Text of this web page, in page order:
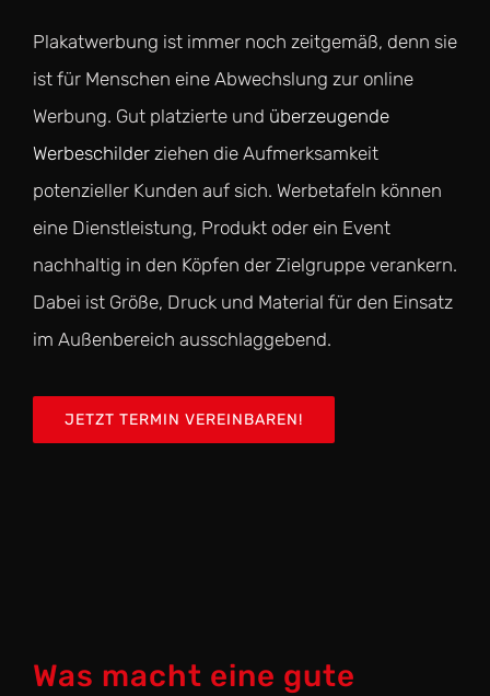
Plakatwerbung ist immer noch zeitgemäß, denn sie
ist für Menschen eine Abwechslung zur online
Werbung. Gut platzierte und überzeugende
Werbeschilder ziehen die Aufmerksamkeit
potenzieller Kunden auf sich. Werbetafeln können
eine Dienstleistung, Produkt oder ein Event
nachhaltig in den Köpfen der Zielgruppe verankern.
Dabei ist Größe, Druck und Material für den Einsatz
im Außenbereich ausschlaggebend.
JETZT TERMIN VEREINBAREN!
Was macht eine gute